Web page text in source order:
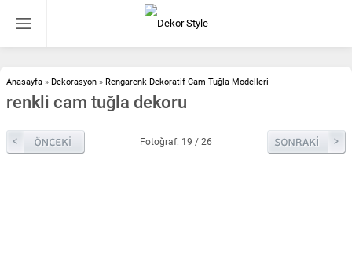
Anasayfa » Dekorasyon » Rengarenk Dekoratif Cam Tuğla Modelleri
renkli cam tuğla dekoru
Fotoğraf: 19 / 26